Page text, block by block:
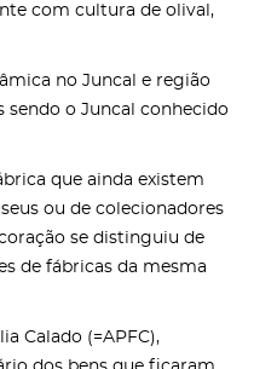
com cultura de olival,
no Juncal e região
sendo o Juncal conhecido
que ainda existem
ou de colecionadores
se distinguiu de
de fábricas da mesma
Calado (=APFC),